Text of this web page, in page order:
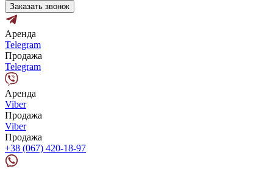
Заказать звонок
Аренда
Telegram
Продажа
Telegram
Аренда
Viber
Продажа
Viber
Продажа
+38 (067) 420-18-97